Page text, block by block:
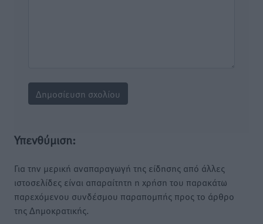
Υπενθύμιση:
Για την μερική αναπαραγωγή της είδησης από άλλες
ιστοσελίδες είναι απαραίτητη η χρήση του παρακάτω
παρεχόμενου συνδέσμου παραπομπής προς το άρθρο
της Δημοκρατικής.